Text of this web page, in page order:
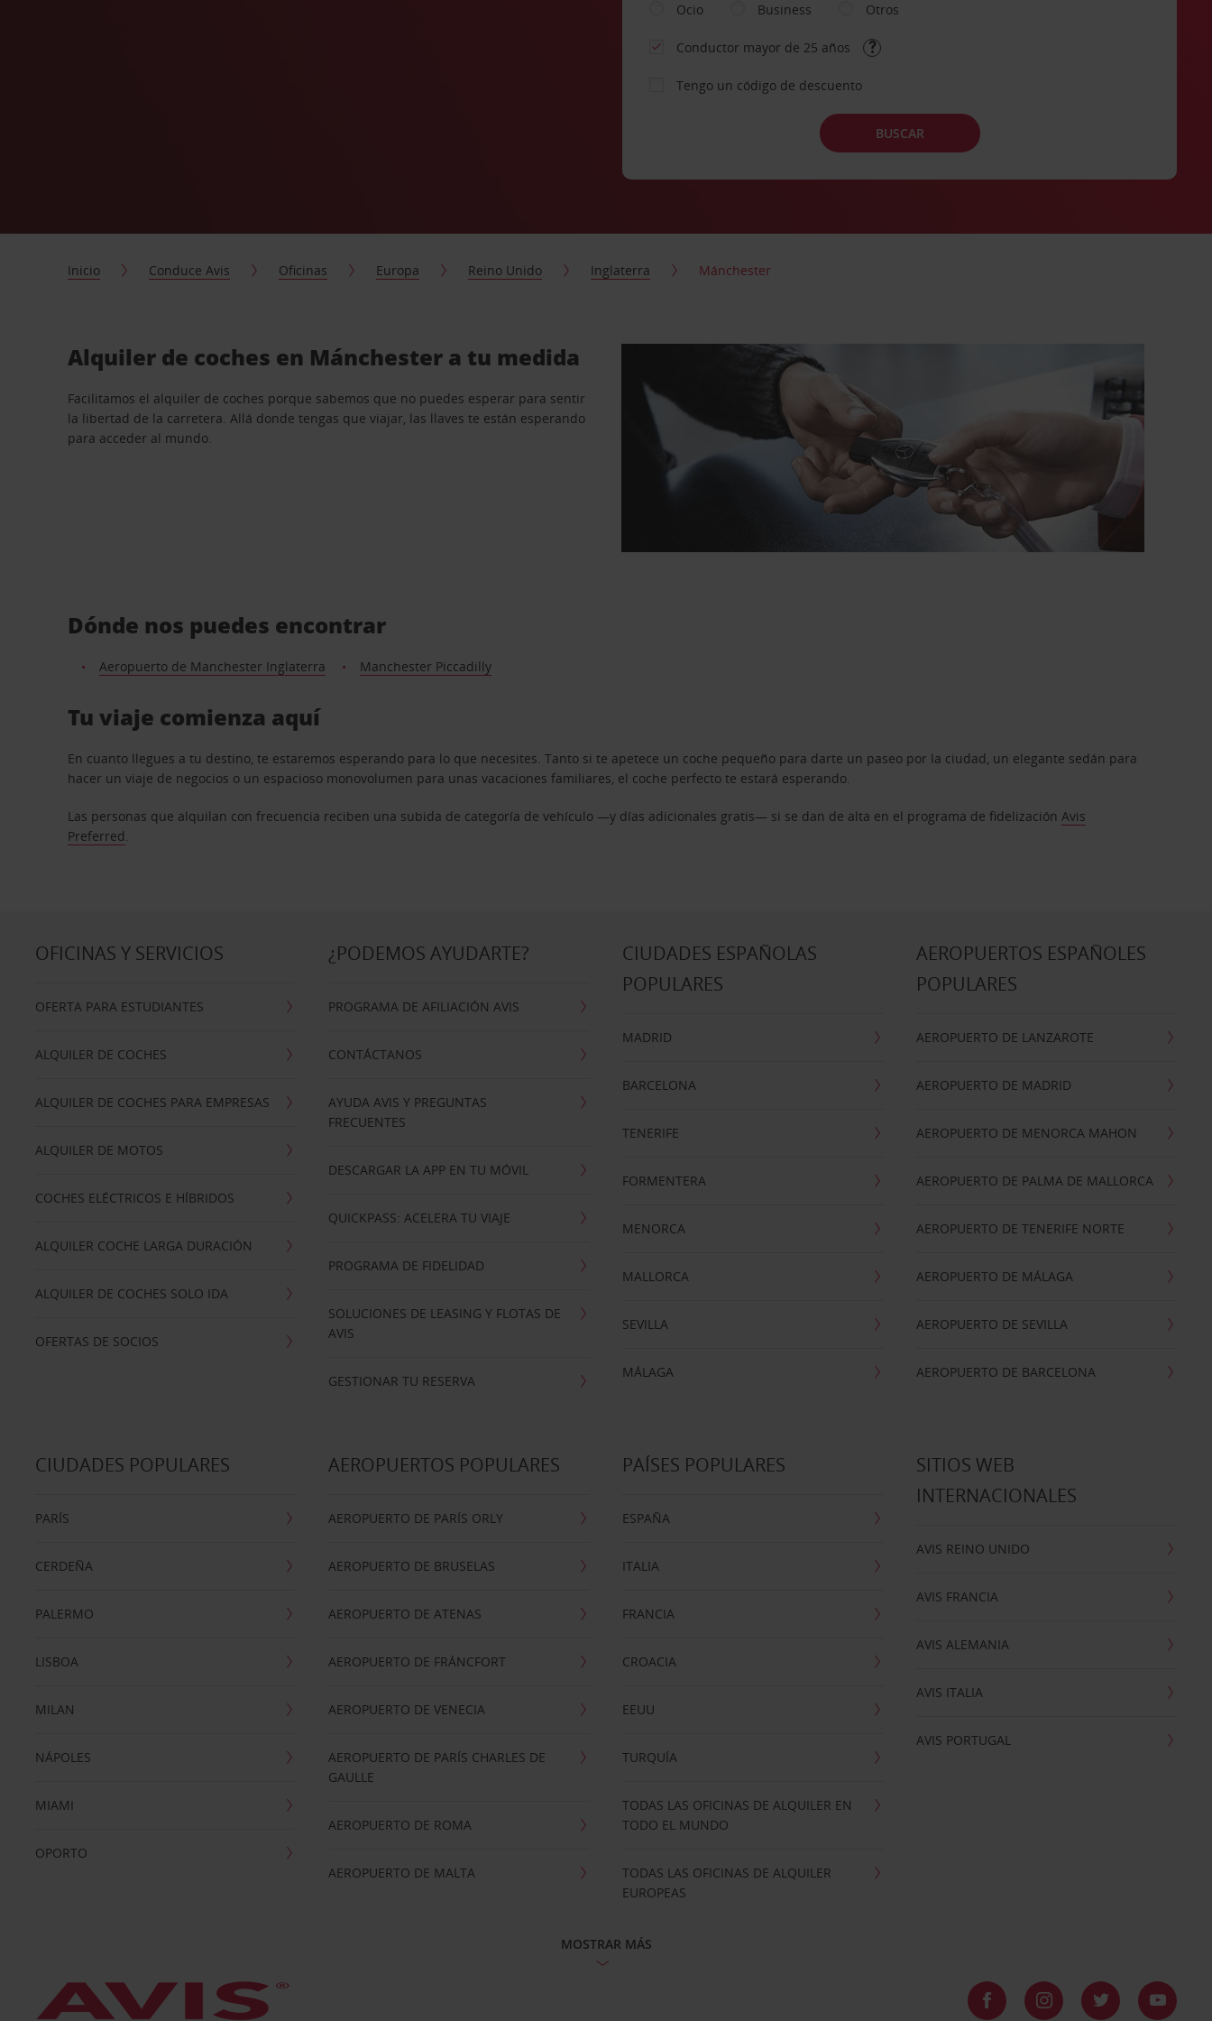
Ocio
Business Otros
Conductor mayor de 25 años
Tengo un código de descuento
BUSCAR
Inicio Conduce Avis Oficinas Europa Reino Unido Inglaterra Mánchester
Alquiler de coches en Mánchester a tu medida
Facilitamos el alquiler de coches porque sabemos que no puedes esperar para sentir
la libertad de la carretera. Allá donde tengas que viajar, las llaves te están esperando
para acceder al mundo.
Dónde nos puedes encontrar
Aeropuerto de Manchester Inglaterra Manchester Piccadilly
Tu viaje comienza aquí
En cuanto llegues a tu destino, te estaremos esperando para lo que necesites. Tanto si te apetece un coche pequeño para darte un paseo por la ciudad, un elegante sedán para
hacer un viaje de negocios o un espacioso monovolumen para unas vacaciones familiares, el coche perfecto te estará esperando.
Las personas que alquilan con frecuencia reciben una subida de categoría de vehículo —y días adicionales gratis— si se dan de alta en el programa de fidelizaciónAvis
Preferred.
OFICINAS Y SERVICIOS
OFERTA PARA ESTUDIANTES
ALQUILER DE COCHES
ALQUILER DE COCHES PARA EMPRESAS
ALQUILER DE MOTOS
COCHES ELÉCTRICOS E HÍBRIDOS
ALQUILER COCHE LARGA DURACIÓN
ALQUILER DE COCHES SOLO IDA
OFERTAS DE SOCIOS
¿PODEMOS AYUDARTE?
PROGRAMA DE AFILIACIÓN AVIS
CONTÁCTANOS
AYUDA AVIS Y PREGUNTAS
FRECUENTES
DESCARGAR LA APP EN TU MÓVIL
QUICKPASS: ACELERA TU VIAJE
PROGRAMA DE FIDELIDAD
SOLUCIONES DE LEASING Y FLOTAS DE
AVIS
GESTIONAR TU RESERVA
CIUDADES ESPAÑOLAS
POPULARES
MADRID
BARCELONA
TENERIFE
FORMENTERA
MENORCA
MALLORCA
SEVILLA
MÁLAGA
AEROPUERTOS ESPAÑOLES
POPULARES
AEROPUERTO DE LANZAROTE
AEROPUERTO DE MADRID
AEROPUERTO DE MENORCA MAHON
AEROPUERTO DE PALMA DE MALLORCA
AEROPUERTO DE TENERIFE NORTE
AEROPUERTO DE MÁLAGA
AEROPUERTO DE SEVILLA
AEROPUERTO DE BARCELONA
CIUDADES POPULARES
PARÍS
CERDEÑA
PALERMO
LISBOA
MILAN
NÁPOLES
MIAMI
OPORTO
AEROPUERTOS POPULARES
AEROPUERTO DE PARÍS ORLY
AEROPUERTO DE BRUSELAS
AEROPUERTO DE ATENAS
AEROPUERTO DE FRÁNCFORT
AEROPUERTO DE VENECIA
AEROPUERTO DE PARÍS CHARLES DE
GAULLE
AEROPUERTO DE ROMA
AEROPUERTO DE MALTA
PAÍSES POPULARES
ESPAÑA
ITALIA
FRANCIA
CROACIA
EEUU
TURQUÍA
TODAS LAS OFICINAS DE ALQUILER EN
TODO EL MUNDO
TODAS LAS OFICINAS DE ALQUILER
EUROPEAS
SITIOS WEB
INTERNACIONALES
AVIS REINO UNIDO
AVIS FRANCIA
AVIS ALEMANIA
AVIS ITALIA
AVIS PORTUGAL
MOSTRAR MÁS